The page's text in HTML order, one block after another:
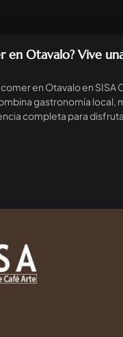
en Otavalo? Vive
en Otavalo en SISA
gastronomía local,
completa para